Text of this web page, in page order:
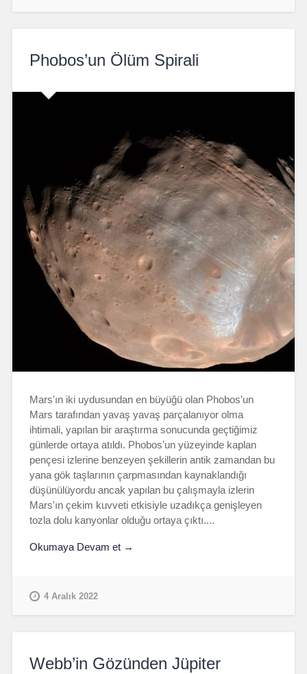
Phobos’un Ölüm Spirali
Mars'ın iki uydusundan en büyüğü olan Phobos'un
Mars tarafından yavaş yavaş parçalanıyor olma
ihtimali, yapılan bir araştırma sonucunda geçtiğimiz
günlerde ortaya atıldı. Phobos'un yüzeyinde kaplan
pençesi izlerine benzeyen şekillerin antik zamandan bu
yana gök taşlarının çarpmasından kaynaklandığı
düşünülüyordu ancak yapılan bu çalışmayla izlerin
Mars'ın çekim kuvveti etkisiyle uzadıkça genişleyen
tozla dolu kanyonlar olduğu ortaya çıktı....
Okumaya Devam et →
4 Aralık 2022
Webb’in Gözünden Jüpiter